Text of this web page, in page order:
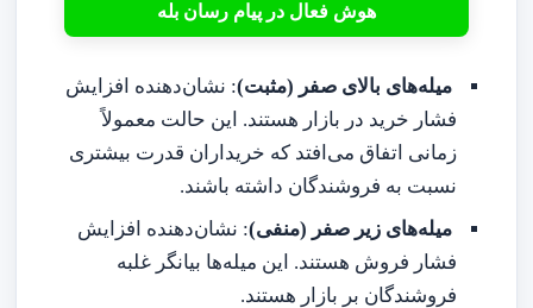
هوش فعال در پیام رسان بله
میله‌های بالای صفر (مثبت): نشان‌دهنده افزایش
فشار خرید در بازار هستند. این حالت معمولاً
زمانی اتفاق می‌افتد که خریداران قدرت بیشتری
نسبت به فروشندگان داشته باشند.
میله‌های زیر صفر (منفی): نشان‌دهنده افزایش
فشار فروش هستند. این میله‌ها بیانگر غلبه
فروشندگان بر بازار هستند.